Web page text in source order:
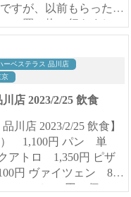
すが、以前もらった５
、買い物に行きまし
ーベステラス 品川店
京
店 2023/2/25 飲食
川店 2023/2/25 飲食】
円 パン 単
ン 880